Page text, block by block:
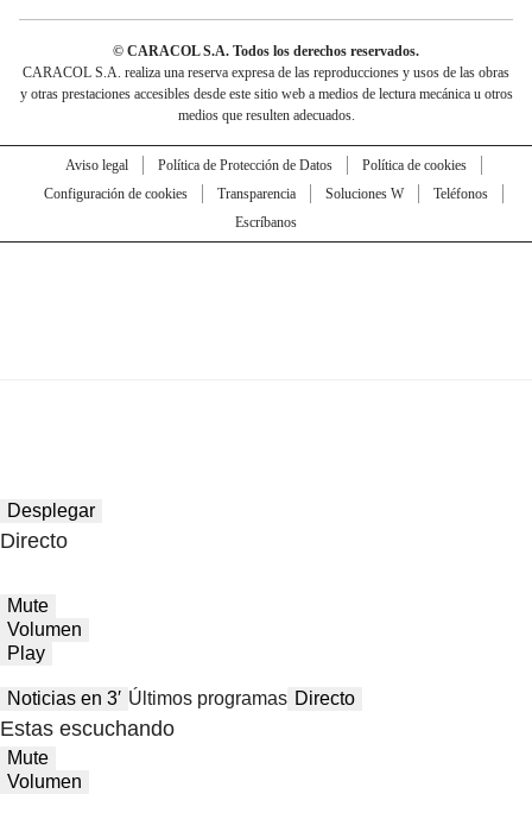
© CARACOL S.A. Todos los derechos reservados.
CARACOL S.A. realiza una reserva expresa de las reproducciones y usos de las obras
y otras prestaciones accesibles desde este sitio web a medios de lectura mecánica u otros
medios que resulten adecuados.
Aviso legal Política de Protección de Datos
Política de cookies
Configuración de cookies
Transparencia Soluciones W
Teléfonos
Escríbanos
Desplegar
Directo
Mute
Volumen
Play
Noticias en 3′ Últimos programas Directo
Estas escuchando
Mute
Volumen